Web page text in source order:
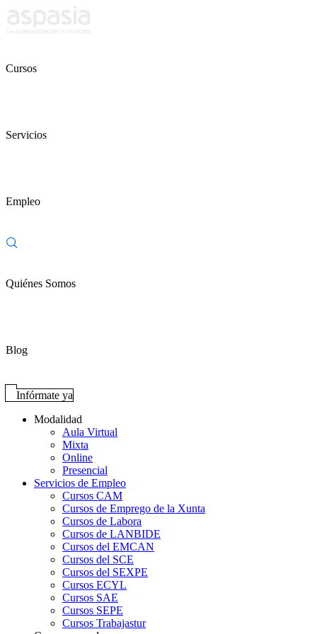
Cursos
Servicios
Empleo
Quiénes Somos
Blog
Infórmate ya
Modalidad
Aula Virtual
Mixta
Online
Presencial
Servicios de Empleo
Cursos CAM
Cursos de Emprego de la Xunta
Cursos de Labora
Cursos de LANBIDE
Cursos del EMCAN
Cursos del SCE
Cursos del SEXPE
Cursos ECYL
Cursos SAE
Cursos SEPE
Cursos Trabajastur